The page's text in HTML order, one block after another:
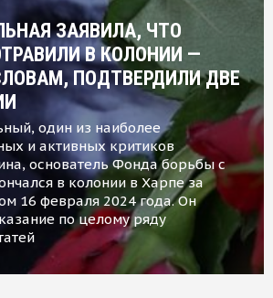
ЗАЯВИЛА, ЧТО
В КОЛОНИИ —
ПОДТВЕРДИЛИ ДВЕ
один из наиболее
и активных критиков
основатель Фонда борьбы с
в колонии в Харпе за
16 февраля 2024 года. Он
по целому ряду